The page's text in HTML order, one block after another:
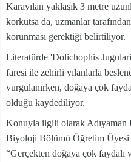
Karayılan yaklaşık 3 metre
korkutsa da, uzmanlar
korunması gerektiği belirtiliyor.
Literatürde 'Dolichophis
faresi ile zehirli yılanlarla
vurgulanırken, doğaya çok
olduğu kaydediliyor.
Konuyla ilgili olarak Adıyaman
Biyoloji Bölümü Öğretim Üyesi
“Gerçekten doğaya çok faydalı